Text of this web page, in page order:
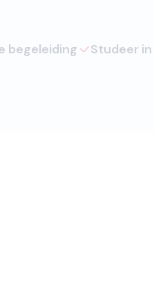
begeleiding Studeer